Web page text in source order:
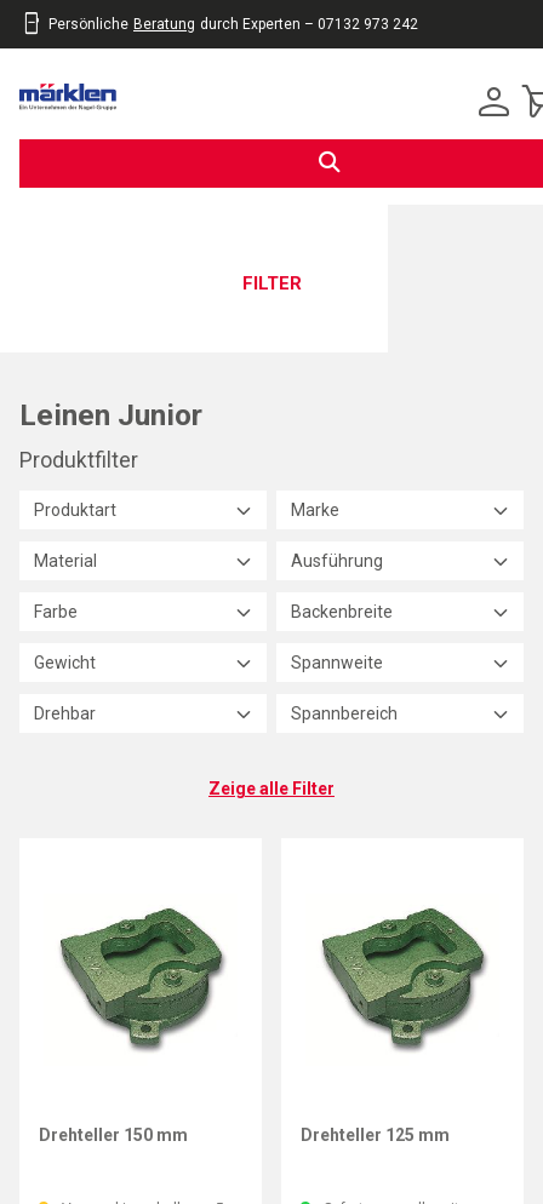
Persönliche Beratung durch Experten – 07132 973 242
FILTER
Leinen Junior
Produktfilter
Produktart Marke
Material Ausführung
Farbe Backenbreite
Gewicht Spannweite
Drehbar Spannbereich
Zeige alle Filter
Drehteller 150 mm Drehteller 125 mm